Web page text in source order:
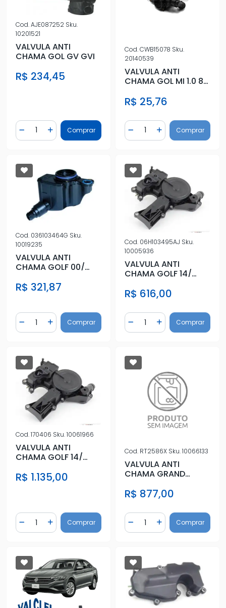
Cod.AJE087252 Sku.
10201521
VALVULA ANTI
CHAMA GOL GV GVI
R$ 234,45
Diminuir Quantidade
Quantidade
Adicionar Quantidade
Comprar
Cod.CWB15078 Sku.
20140539
VALVULA ANTI
CHAMA GOL MI 1.0 8V
R$ 25,76
Diminuir Quantidade
Quantidade
AdicionarComprar
Cod. 036103464G Sku.
10019235
VALVULA ANTI
CHAMA GOLF 00/
R$ 321,87
Diminuir Quantidade
Quantidade
Adicionar Quantidade
Comprar
Cod. 06H103495AJ Sku.
10005936
VALVULA ANTI
CHAMA GOLF 14/
08/
R$ 616,00
Diminuir Quantidade
Quantidade
AdicionarComprar
Cod.170406 Sku.10061966
VALVULA ANTI
CHAMA GOLF 14/
08/
R$ 1.135,00
Diminuir Quantidade
Quantidade
Adicionar Quantidade
Comprar
Cod. RT2586X Sku.10066133
VALVULA ANTI
CHAMA GRAND
A 2018
R$ 877,00
Diminuir Quantidade
Quantidade
AdicionarComprar